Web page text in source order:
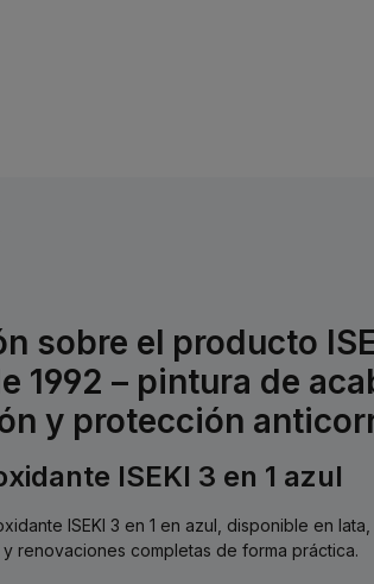
sobre el producto
1992 – pintura de
y protección
ISEKI 3 en 1 azul
ISEKI 3 en 1 en azul, disponible en
renovaciones completas de forma práctica.